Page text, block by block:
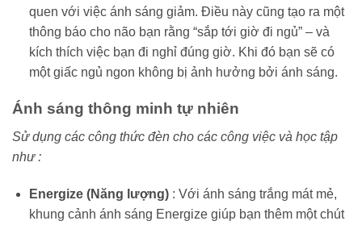
quen với việc ánh sáng giảm. Điều này cũng tạo ra một
thông báo cho não bạn rằng “sắp tới giờ đi ngủ” – và
kích thích việc bạn đi nghỉ đúng giờ. Khi đó bạn sẽ có
một giấc ngủ ngon không bị ảnh hưởng bởi ánh sáng.
Ánh sáng thông minh tự nhiên
Sử dụng các công thức đèn cho các công việc và học tập
như :
Energize (Năng lượng): Với ánh sáng trắng mát mẻ,
khung cảnh ánh sáng Energize giúp bạn thêm một chút